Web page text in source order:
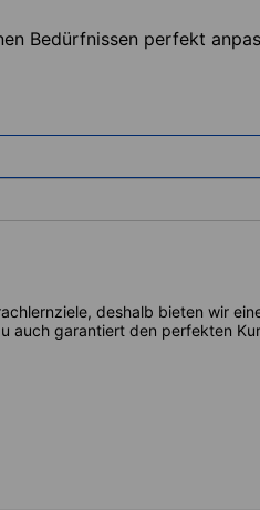
Bedürfnissen perfekt
deshalb bieten wir
auch garantiert den perfekten